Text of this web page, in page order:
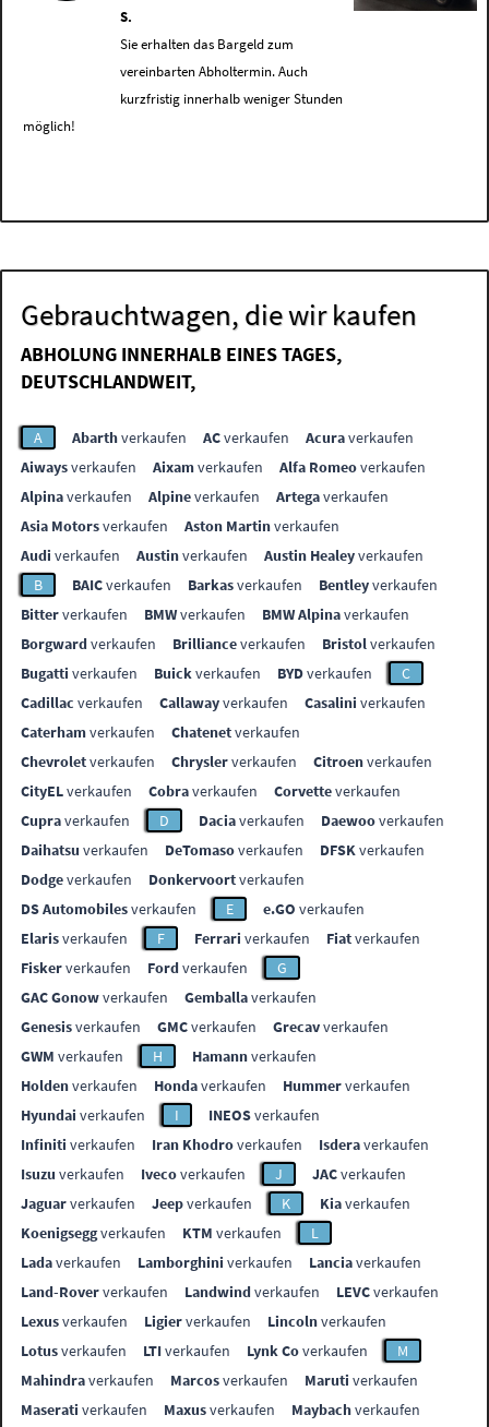
S.
Sie erhalten das Bargeld zum
vereinbarten Abholtermin. Auch
kurzfristig innerhalb weniger Stunden
möglich!
Gebrauchtwagen, die wir kaufen
ABHOLUNG INNERHALB EINES TAGES,
DEUTSCHLANDWEIT,
A Abarthverkaufen ACverkaufen Acuraverkaufen
Aiwaysverkaufen Aixamverkaufen Alfa Romeoverkaufen
Alpinaverkaufen Alpineverkaufen Artegaverkaufen
Asia Motorsverkaufen Aston Martinverkaufen
Audi verkaufen Austinverkaufen Austin Healeyverkaufen
B
BAICverkaufen Barkasverkaufen Bentleyverkaufen
Bitterverkaufen BMWverkaufen BMW Alpinaverkaufen
Borgwardverkaufen Brillianceverkaufen Bristolverkaufen
Bugatti verkaufen Buickverkaufen BYDverkaufen
C
Cadillac verkaufen Callawayverkaufen Casalini verkaufen
Caterhamverkaufen Chatenetverkaufen
Chevroletverkaufen Chryslerverkaufen Citroenverkaufen
CityELverkaufen Cobraverkaufen Corvetteverkaufen
Cupraverkaufen D Daciaverkaufen Daewooverkaufen
Daihatsu verkaufen DeTomasoverkaufen DFSKverkaufen
Dodgeverkaufen Donkervoortverkaufen
DS Automobilesverkaufen E e.GO verkaufen
Elarisverkaufen F Ferrari verkaufen Fiatverkaufen
Fiskerverkaufen Fordverkaufen
G
GAC Gonowverkaufen Gemballaverkaufen
Genesisverkaufen GMCverkaufen Grecavverkaufen
GWM verkaufen H Hamannverkaufen
Holdenverkaufen Hondaverkaufen Hummerverkaufen
Hyundai verkaufen I INEOSverkaufen
Infiniti verkaufen Iran Khodroverkaufen Isderaverkaufen
Isuzu verkaufen Ivecoverkaufen J JACverkaufen
Jaguarverkaufen Jeepverkaufen K Kiaverkaufen
Koenigseggverkaufen KTM verkaufen
L
Ladaverkaufen Lamborghini verkaufen Lanciaverkaufen
Land-Roververkaufen Landwindverkaufen LEVCverkaufen
Lexusverkaufen Ligierverkaufen Lincolnverkaufen
Lotusverkaufen LTIverkaufen Lynk Coverkaufen
M
Mahindraverkaufen Marcosverkaufen Maruti verkaufen
Maserati verkaufen Maxusverkaufen Maybachverkaufen